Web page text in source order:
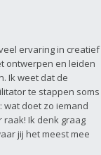
ervaring in creatief
ontwerpen en leiden
Ik weet dat de
te stappen soms
wat doet zo iemand
raak! Ik denk graag
jij het meest mee